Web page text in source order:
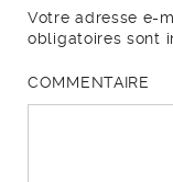
Votre adresse e-
obligatoires sont
COMMENTAIRE